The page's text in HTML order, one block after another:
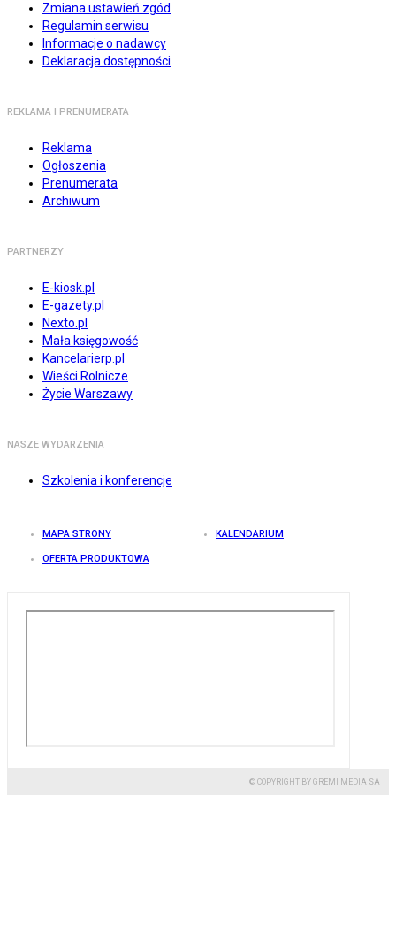
Zmiana ustawień zgód
Regulamin serwisu
Informacje o nadawcy
Deklaracja dostępności
REKLAMA I PRENUMERATA
Reklama
Ogłoszenia
Prenumerata
Archiwum
PARTNERZY
E-kiosk.pl
E-gazety.pl
Nexto.pl
Mała księgowość
Kancelarierp.pl
Wieści Rolnicze
Życie Warszawy
NASZE WYDARZENIA
Szkolenia i konferencje
MAPA STRONY KALENDARIUM
OFERTA PRODUKTOWA
© COPYRIGHT BY GREMI MEDIA SA